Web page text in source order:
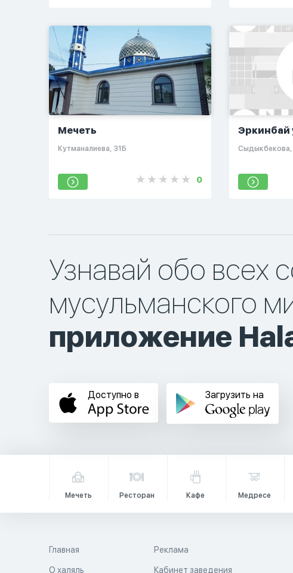
Мечеть
​Кутманалиева, 31Б​
0
Эркинбай
​Сыдыкбекова,
Узнавай обо всех
мусульманского
приложение
Доступно в Загрузить на
Мечеть Ресторан Кафе Медресе
Главная
О халяль
Реклама
Кабинет заведения